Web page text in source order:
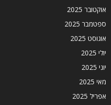
אוקטובר 2025
ספטמבר 2025
אוגוסט 2025
יולי 2025
יוני 2025
מאי 2025
אפריל 2025